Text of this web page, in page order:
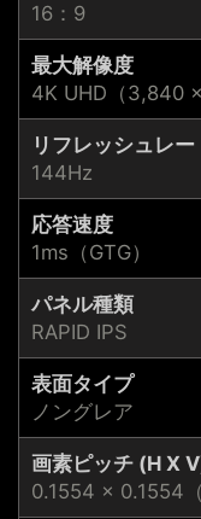
16：9
最大解像度
4K UHD（3,840 ×
リフレッシュレー
144Hz
応答速度
1ms（GTG）
パネル種類
RAPID IPS
表面タイプ
ノングレア
画素ピッチ (H X
0.1554 × 0.1554（